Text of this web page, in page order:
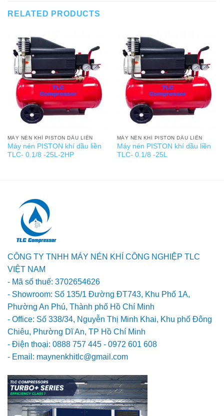
RELATED PRODUCTS
MÁY NÉN KHÍ PISTON DẦU LIỀN
Máy nén PISTON khí dầu liền
TLC- 0.1/8 -25L-2HP
MÁY NÉN KHÍ PISTON DẦU LIỀN
Máy nén PISTON khí dầu liền
TLC- 0.1/8 -25L
CÔNG TY TNHH MÁY NÉN KHÍ CÔNG NGHIỆP TLC
VIỆT NAM
- Mã số thuế: 3702654626
- Showroom: Số 135/1 Đường ĐT743, Khu Phố 1A,
Phường An Phú, Thành phố Hồ Chí Minh
- Office: Số 338/34, Nguyễn Thị Minh Khai, Khu phố Đông
Chiêu, Phường Dĩ An, TP Hồ Chí Minh
- Điện thoại: 0888 757 445 - 0972 601 608
- Email: maynenkhitlc@gmail.com